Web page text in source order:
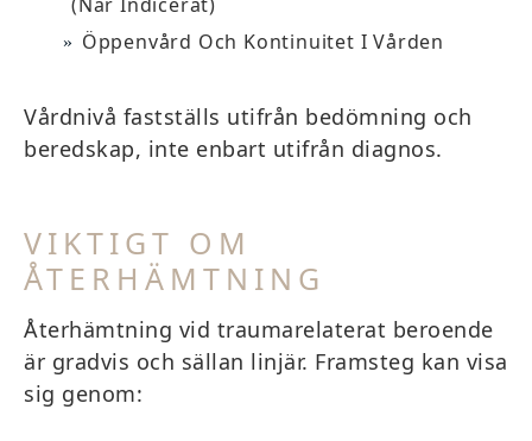
Öppenvård Och Kontinuitet I Vården
Vårdnivå fastställs utifrån bedömning och
beredskap, inte enbart utifrån diagnos.
VIKTIGT OM
ÅTERHÄMTNING
Återhämtning vid traumarelaterat beroende
är gradvis och sällan linjär. Framsteg kan visa
sig genom: